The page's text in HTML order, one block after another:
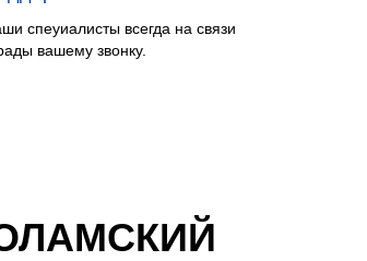
спеуиалисты всегда на связи
вашему звонку.